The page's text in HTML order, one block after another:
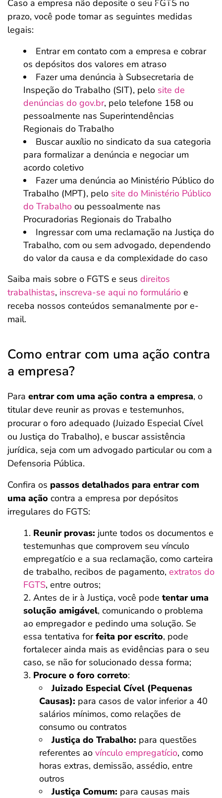
Caso a empresa não deposite o seu FGTS no
prazo, você pode tomar as seguintes medidas
legais:
Entrar em contato com a empresa e cobrar
os depósitos dos valores em atraso
Fazer uma denúncia à Subsecretaria de
Inspeção do Trabalho (SIT), pelo site de
denúncias do gov.br, pelo telefone 158 ou
pessoalmente nas Superintendências
Regionais do Trabalho
Buscar auxílio no sindicato da sua categoria
para formalizar a denúncia e negociar um
acordo coletivo
Fazer uma denúncia ao Ministério Público do
Trabalho (MPT), pelo site do Ministério Público
do Trabalho ou pessoalmente nas
Procuradorias Regionais do Trabalho
Ingressar com uma reclamação na Justiça do
Trabalho, com ou sem advogado, dependendo
do valor da causa e da complexidade do caso
Saiba mais sobre o FGTS e seus direitos
trabalhistas, inscreva-se aqui no formulário e
receba nossos conteúdos semanalmente por e-
mail.
Como entrar com uma ação contra
a empresa?
Para entrar com uma ação contra a empresa, o
titular deve reunir as provas e testemunhos,
procurar o foro adequado (Juizado Especial Cível
ou Justiça do Trabalho), e buscar assistência
jurídica, seja com um advogado particular ou com a
Defensoria Pública.
Confira os passos detalhados para entrar com
uma ação contra a empresa por depósitos
irregulares do FGTS:
Reunir provas: junte todos os documentos e
testemunhas que comprovem seu vínculo
empregatício e a sua reclamação, como carteira
de trabalho, recibos de pagamento, extratos do
FGTS, entre outros;
Antes de ir à Justiça, você pode tentar uma
solução amigável, comunicando o problema
ao empregador e pedindo uma solução. Se
essa tentativa forfeita por escrito, pode
fortalecer ainda mais as evidências para o seu
caso, se não for solucionado dessa forma;
Procure o foro correto:
Juizado Especial Cível (Pequenas
Causas): para casos de valor inferior a 40
salários mínimos, como relações de
consumo ou contratos
Justiça do Trabalho: para questões
referentes ao vínculo empregatício, como
horas extras, demissão, assédio, entre
outros
Justiça Comum: para causas mais